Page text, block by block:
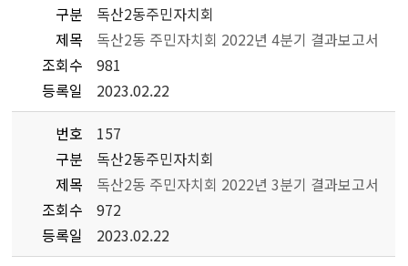
구분
독산2동주민자치회
제목
독산2동 주민자치회 2022년 4분기 결과보고서
조회수
981
등록일
2023.02.22
번호
157
구분
독산2동주민자치회
제목
독산2동 주민자치회 2022년 3분기 결과보고서
조회수
972
등록일
2023.02.22